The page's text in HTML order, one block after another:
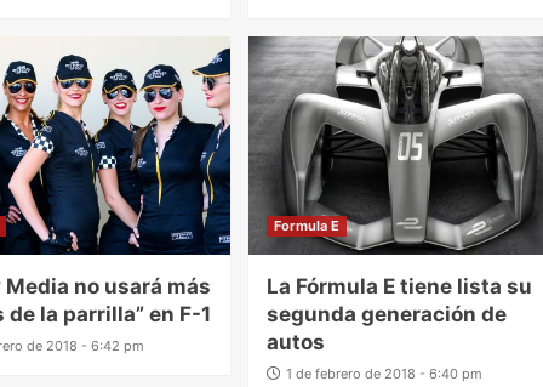
no usará más
de la parrilla” en F-1
de 2018 - 6:42 pm
Formula E
La Fórmula E tiene lista su
segunda generación de
autos
1 de febrero de 2018 - 6:40 pm